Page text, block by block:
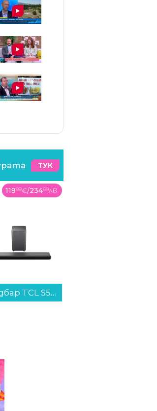
ТУК
40700€/79603лв.
Смарт часовник Apple Watch 11 46mm Jet Black/Black Band S/M meuw4 , 2.00 , 64 , Apple S10 SiP 64-bit Dual Core...